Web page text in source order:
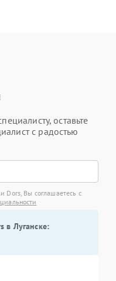
оставьте
с радостью
Dors, Вы соглашаетесь с
в Луганске: